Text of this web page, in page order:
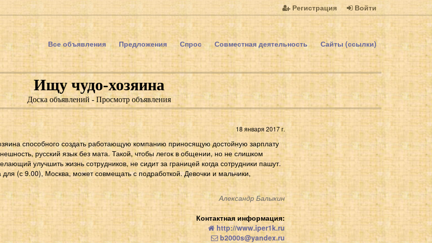
Регистрация Войти
Все объявления Предложения Спрос Совместная деятельность Сайты (ссылки)
Ищу чудо-хозяина
Доска объявлений - Просмотр объявления
18 января 2017 г.
способного создать работающую компанию приносящую достойную зарплату
русский язык без мата. Такой, чтобы легок в общении, но не слишком
улучшить жизнь сотрудников, не сидит за границей когда сотрудники пашут.
(с 9.00), Москва, может совмещать с подработкой. Девочки и мальчики,
Александр Балыкин
Контактная информация:
http://www.iper1k.ru
b2000s@yandex.ru